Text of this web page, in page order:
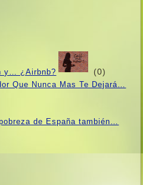
y… ¿Airbnb? (0)
Que Nunca Mas Te Dejará…
de España también…